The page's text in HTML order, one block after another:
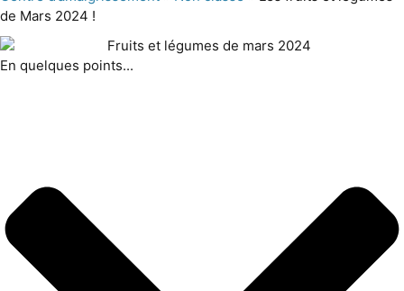
de Mars 2024 !
En quelques points...